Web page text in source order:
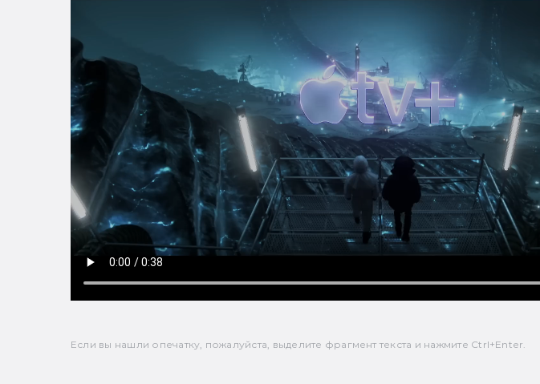
Если вы нашли опечатку, пожалуйста, выделите фрагмент текста и нажмите Ctrl+Enter.